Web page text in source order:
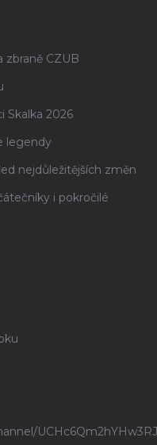
zbraně CZUB
Skalka 2026
legendy
nejdůležitějších změn
i pokročilé